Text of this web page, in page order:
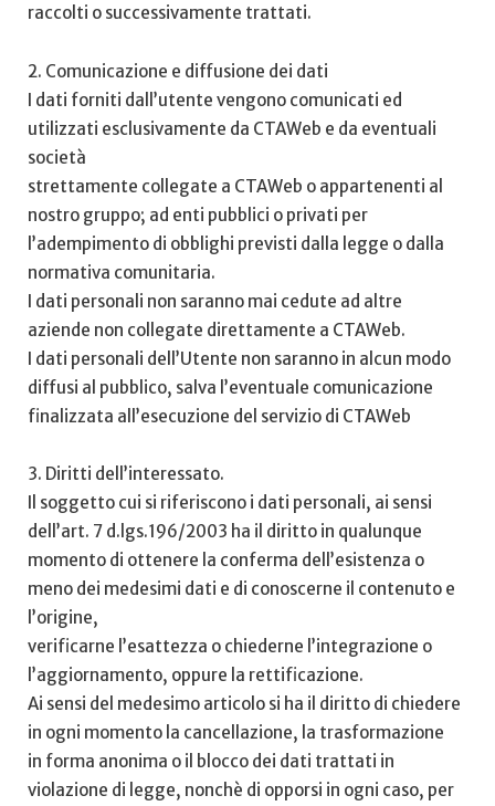
raccolti o successivamente trattati.
2. Comunicazione e diffusione dei dati
I dati forniti dall’utente vengono comunicati ed
utilizzati esclusivamente da CTAWeb e da eventuali
società
strettamente collegate a CTAWeb o appartenenti al
nostro gruppo; ad enti pubblici o privati per
l’adempimento di obblighi previsti dalla legge o dalla
normativa comunitaria.
I dati personali non saranno mai cedute ad altre
aziende non collegate direttamente a CTAWeb.
I dati personali dell’Utente non saranno in alcun modo
diffusi al pubblico, salva l’eventuale comunicazione
finalizzata all’esecuzione del servizio di CTAWeb
3. Diritti dell’interessato.
Il soggetto cui si riferiscono i dati personali, ai sensi
dell’art. 7 d.lgs.196/2003 ha il diritto in qualunque
momento di ottenere la conferma dell’esistenza o
meno dei medesimi dati e di conoscerne il contenuto e
l’origine,
verificarne l’esattezza o chiederne l’integrazione o
l’aggiornamento, oppure la rettificazione.
Ai sensi del medesimo articolo si ha il diritto di chiedere
in ogni momento la cancellazione, la trasformazione
in forma anonima o il blocco dei dati trattati in
violazione di legge, nonchè di opporsi in ogni caso, per